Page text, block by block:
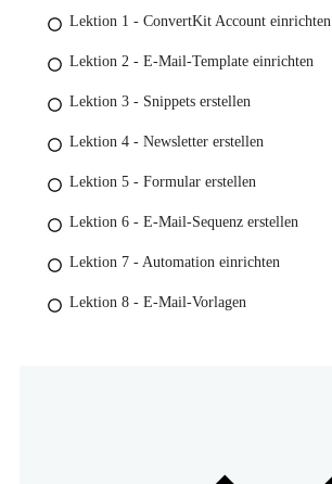
Lektion 1 - ConvertKit Account einrichten
Lektion 2 - E-Mail-Template einrichten
Lektion 3 - Snippets erstellen
Lektion 4 - Newsletter erstellen
Lektion 5 - Formular erstellen
Lektion 6 - E-Mail-Sequenz erstellen
Lektion 7 - Automation einrichten
Lektion 8 - E-Mail-Vorlagen